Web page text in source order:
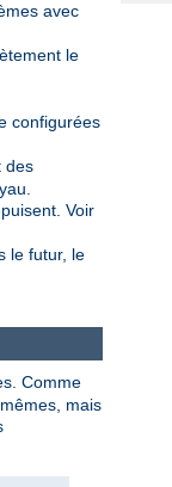
avec
le
configurées
des
Voir
le futur, le
Comme
mais